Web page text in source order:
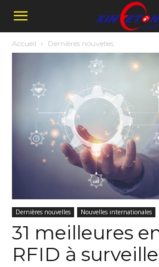
Accueil Dernières nouvelles
Dernières nouvelles Nouvelles internationales
31 meilleures
RFID à